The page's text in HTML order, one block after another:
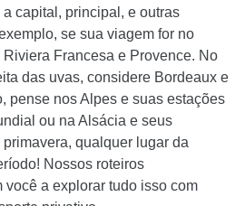
capital, principal, e outras
se sua viagem for no
Francesa e Provence. No
das uvas, considere Bordeaux e
pense nos Alpes e suas estações
ou na Alsácia e seus
qualquer lugar da
Nossos roteiros
a explorar tudo isso com